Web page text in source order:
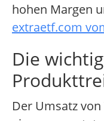
hohen Margen
extraetf.com
Die
Der Umsatz